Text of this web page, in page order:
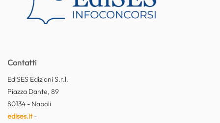
Contatti
EdiSES Edizioni S.r.l.
Piazza Dante, 89
80134 - Napoli
edises.it-